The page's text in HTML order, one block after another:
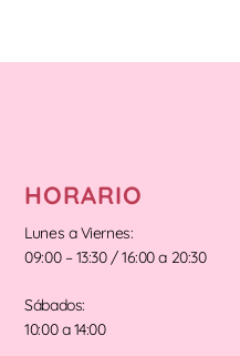
HORARIO
Lunes a Viernes:
09:00 – 13:30 / 16:00 a 20:30
Sábados:
10:00 a 14:00